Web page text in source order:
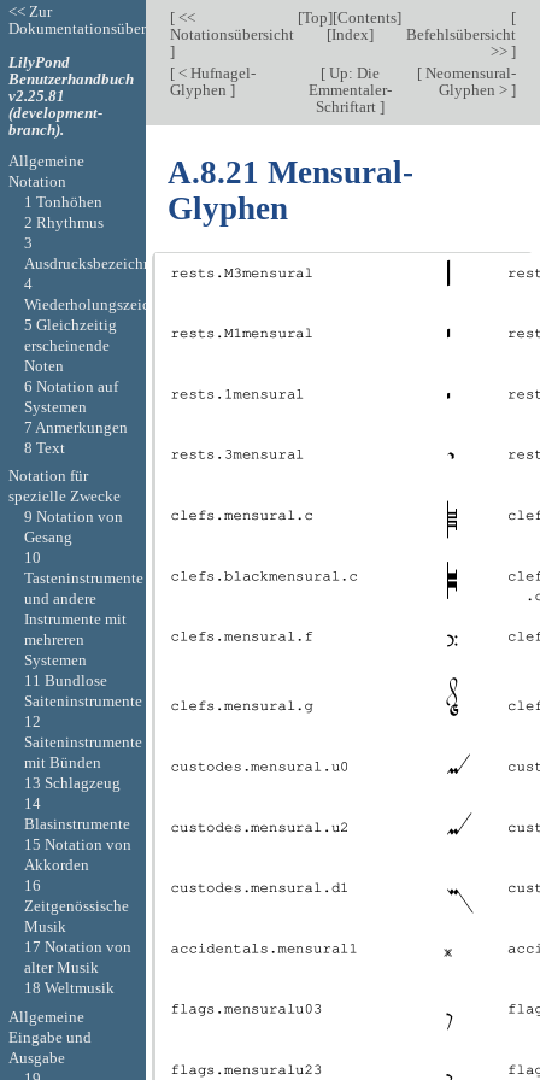
[<<
Notationsübersicht
]
[Top][Contents]
[Index]
[
Befehlsübersicht
>> ]
[< Hufnagel-
Glyphen ]
[Up: Die
Emmentaler-
Schriftart ]
[Neomensural-
Glyphen > ]
A.8.21 Mensural-
Glyphen
<< Zur
Dokumentationsübersicht
LilyPond
Benutzerhandbuch
v2.25.81
(development-
branch).
Allgemeine
Notation
1 Tonhöhen
2 Rhythmus
3
Ausdrucksbezeichnungen
4
Wiederholungszeichen
5 Gleichzeitig
erscheinende
Noten
6 Notation auf
Systemen
7 Anmerkungen
8 Text
Notation für
spezielle Zwecke
9 Notation von
Gesang
10
Tasteninstrumente
und andere
Instrumente mit
mehreren
Systemen
11 Bundlose
Saiteninstrumente
12
Saiteninstrumente
mit Bünden
13 Schlagzeug
14
Blasinstrumente
15 Notation von
Akkorden
16
Zeitgenössische
Musik
17 Notation von
alter Musik
18 Weltmusik
Allgemeine
Eingabe und
Ausgabe